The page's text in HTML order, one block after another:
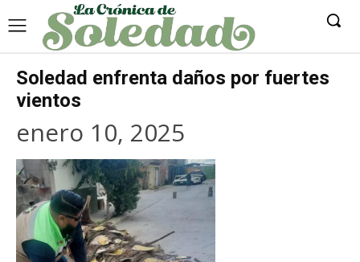
Soledad enfrenta daños por fuertes
vientos
enero 10, 2025